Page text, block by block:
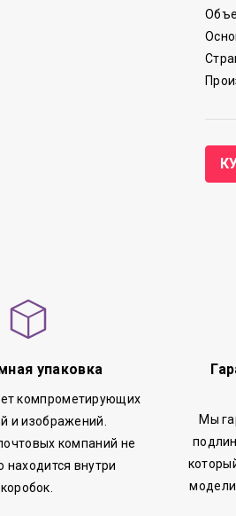
упаковка
компрометирующих
и изображений.
компаний не
находится внутри
коробок.
Мы